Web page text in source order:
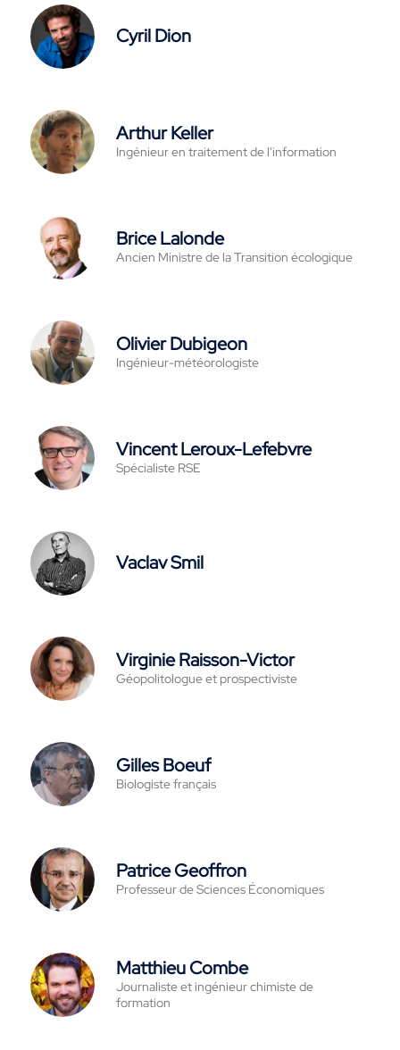
Cyril Dion
Arthur Keller
Ingénieur en traitement de l'information
Brice Lalonde
Ancien Ministre de la Transition écologique
Olivier Dubigeon
Ingénieur-météorologiste
Vincent Leroux-Lefebvre
Spécialiste RSE
Vaclav Smil
Virginie Raisson-Victor
Géopolitologue et prospectiviste
Gilles Boeuf
Biologiste français
Patrice Geoffron
Professeur de Sciences Économiques
Matthieu Combe
Journaliste et ingénieur chimiste de
formation